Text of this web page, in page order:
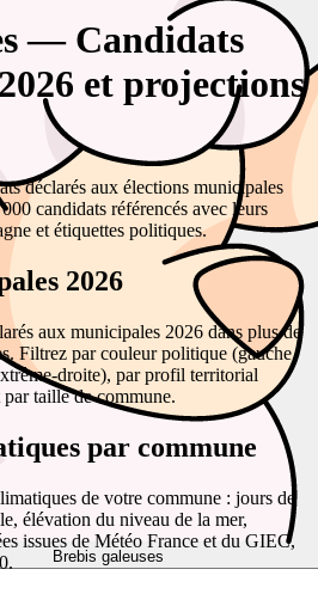
Brebis galeuses
— Candidats
et projections
déclarés aux élections municipales
candidats référencés avec leurs
et étiquettes politiques.
2026
aux municipales 2026 dans plus de
Filtrez par couleur politique (gauche,
droite), par profil territorial
taille de commune.
par commune
de votre commune : jours de
élévation du niveau de la mer,
issues de Météo France et du GIEC,